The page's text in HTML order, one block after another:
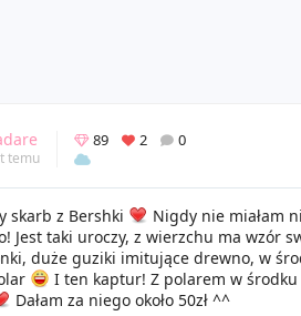
temu
89 2 0
skarb z Bershki
Nigdy nie miałam
Jest taki uroczy, z wierzchu ma wzór
duże guziki imitujące drewno, w
I ten kaptur! Z polarem w środku
Dałam za niego około 50zł ^^